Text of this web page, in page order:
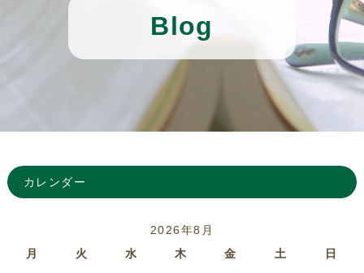
Blog
カレンダー
2026年8月
月
火 水 木 金 土 日